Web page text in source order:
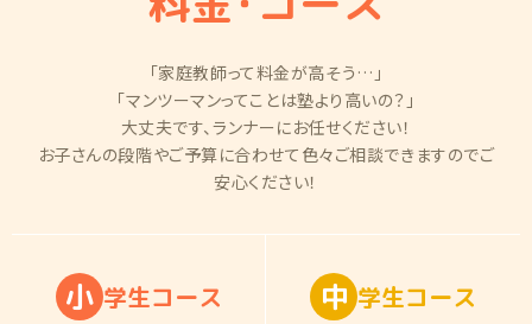
「家庭教師って料金が高そう…」
「マンツーマンってことは塾より高いの？」
大丈夫です、ランナーにお任せください！
お子さんの段階やご予算に合わせて色々ご相談できますのでご
安心ください！
小 学生コース 中 学生コース